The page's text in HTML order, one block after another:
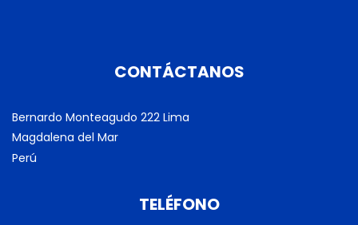
CONTÁCTANOS
Bernardo Monteagudo 222 Lima
Magdalena del Mar
Perú
TELÉFONO